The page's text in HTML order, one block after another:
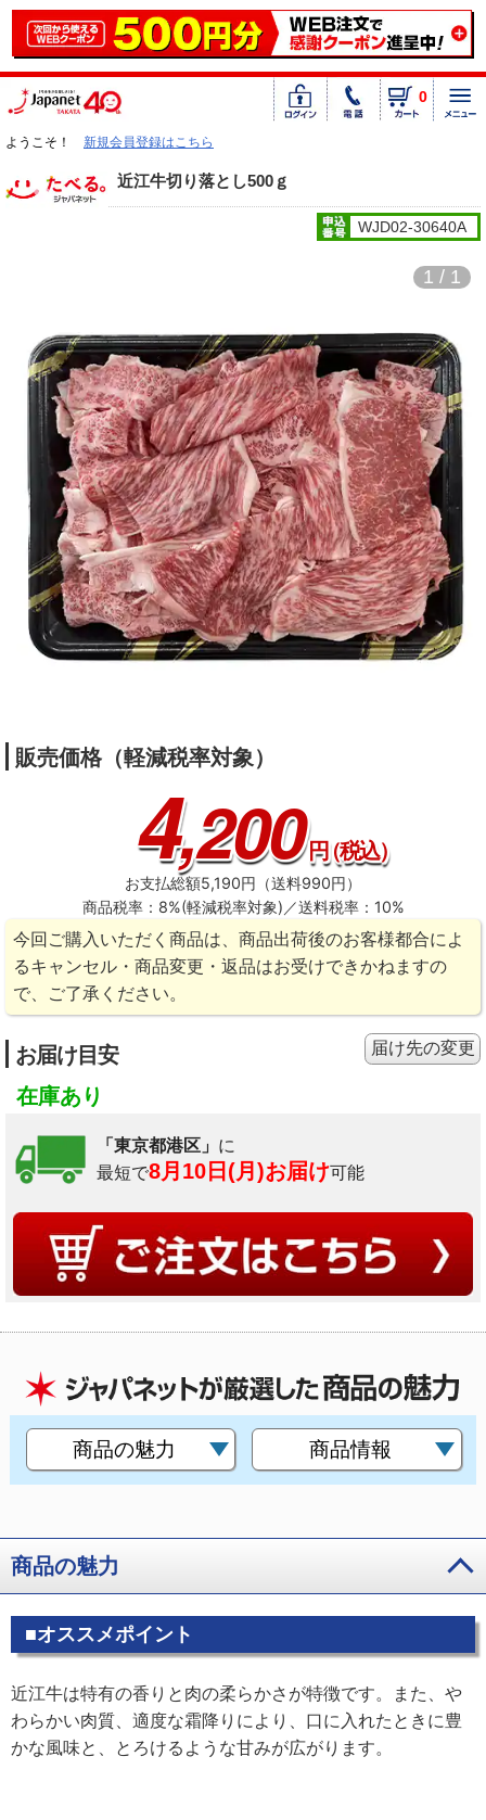
0
ようこそ！ 新規会員登録はこちら
近江牛切り落とし500ｇ
WJD02-30640A
1 / 1
販売価格（軽減税率対象）
4,200円（税込）
お支払総額5,190円（送料990円）
商品税率：8%(軽減税率対象)／送料税率：10%
今回ご購入いただく商品は、商品出荷後のお客様都合によ
るキャンセル・商品変更・返品はお受けできかねますの
で、ご了承ください。
お届け目安
在庫あり
「東京都港区」 に
最短で8月10日(月)お届け可能
届け先の変更
商品の魅力 商品情報
商品の魅力
■オススメポイント
近江牛は特有の香りと肉の柔らかさが特徴です。また、や
わらかい肉質、適度な霜降りにより、口に入れたときに豊
かな風味と、とろけるような甘みが広がります。